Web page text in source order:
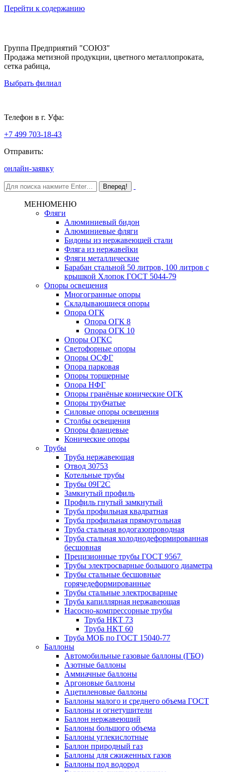
Перейти к содержанию
Группа Предприятий "СОЮЗ"
Продажа метизной продукции, цветного металлопроката,
сетка рабица,
Выбрать филиал
Телефон в г. Уфа:
+7 499 703-18-43
Отправить:
онлайн-заявку
МЕНЮМЕНЮ
Фляги
Алюминиевый бидон
Алюминиевые фляги
Бидоны из нержавеющей стали
Фляга из нержавейки
Фляги металлические
Барабан стальной 50 литров, 100 литров с
крышкой Хлопок ГОСТ 5044-79
Опоры освещения
Многогранные опоры
Складывающиеся опоры
Опора ОГК
Опора ОГК 8
Опора ОГК 10
Опоры ОГКС
Светофорные опоры
Опоры ОСФГ
Опора парковая
Опоры торшерные
Опора НФГ
Опоры гранёные конические ОГК
Опоры трубчатые
Силовые опоры освещения
Столбы освещения
Опоры фланцевые
Конические опоры
Трубы
Труба нержавеющая
Отвод 30753
Котельные трубы
Трубы 09Г2С
Замкнутый профиль
Профиль гнутый замкнутый
Труба профильная квадратная
Труба профильная прямоугольная
Труба стальная водогазопроводная
Труба стальная холоднодеформированная
бесшовная
Прецизионные трубы ГОСТ 9567
Трубы электросварные большого диаметра
Трубы стальные бесшовные
горячедеформированные
Трубы стальные электросварные
Труба капиллярная нержавеющая
Насосно-компрессорные трубы
Труба НКТ 73
Труба НКТ 60
Труба МОБ по ГОСТ 15040-77
Баллоны
Автомобильные газовые баллоны (ГБО)
Азотные баллоны
Аммиачные баллоны
Аргоновые баллоны
Ацетиленовые баллоны
Баллоны малого и среднего объема ГОСТ
Баллоны и огнетушители
Баллон нержавеющий
Баллоны большого объема
Баллоны углекислотные
Баллон природный газ
Баллоны для сжиженных газов
Баллоны под водород